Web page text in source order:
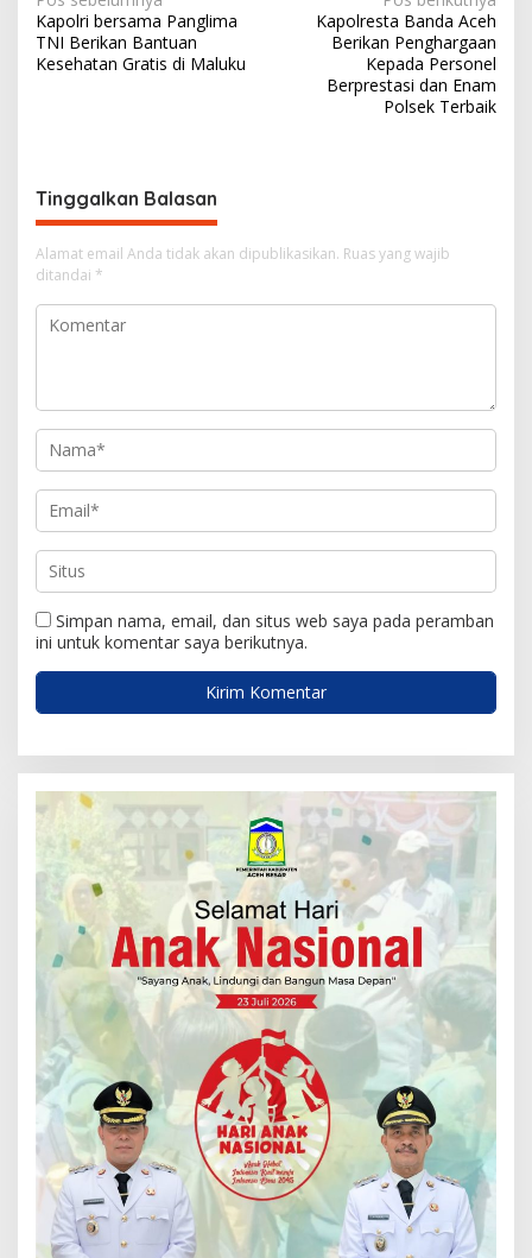
a
v
s
i
p
o
s
Kapolri bersama Panglima
TNI Berikan Bantuan
Kesehatan Gratis di Maluku
Kapolresta Banda Aceh
Berikan Penghargaan
Kepada Personel
Berprestasi dan Enam
Polsek Terbaik
Tinggalkan Balasan
Alamat email Anda tidak akan dipublikasikan. Ruas yang wajib
ditandai *
Simpan nama, email, dan situs web saya pada peramban
ini untuk komentar saya berikutnya.